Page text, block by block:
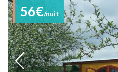
56€/nuit